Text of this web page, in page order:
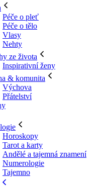
Péče o pleť
Péče o tělo
Vlasy
Nehty
ze života
Inspirativní ženy
& komunita
Výchova
Přátelství
Horoskopy
Tarot a karty
Andělé a tajemná znamení
Numerologie
Tajemno